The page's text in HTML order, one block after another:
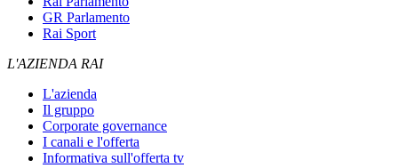
GR Parlamento
Rai Sport
L'AZIENDA RAI
L'azienda
Il gruppo
Corporate governance
I canali e l'offerta
Informativa sull'offerta tv